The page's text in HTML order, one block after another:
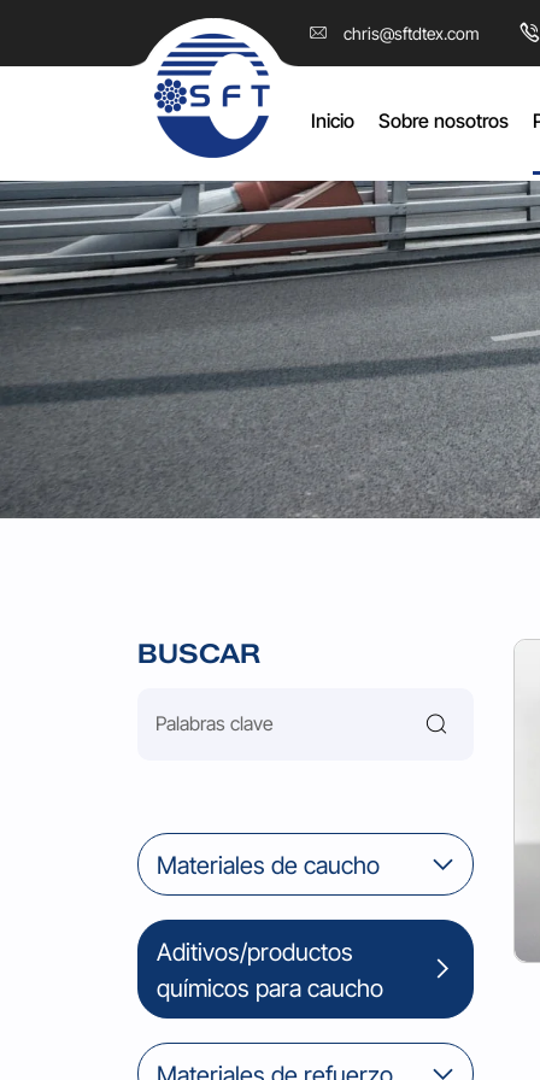
chris@sftdtex.com
Inicio Sobre nosotros
DBD(SS)
BUSCAR
Materiales de caucho
Aditivos/productos
químicos para caucho